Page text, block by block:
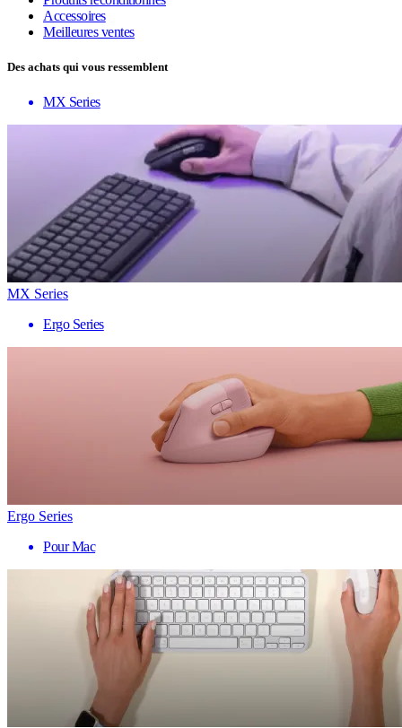
Accessoires
Meilleures ventes
Des achats qui vous ressemblent
MX Series
MX Series
Ergo Series
Ergo Series
Pour Mac